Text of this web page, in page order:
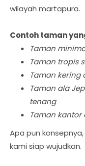
wilayah martapura.
Contoh taman
Taman
Taman tropis
Taman
Taman ala
tenang
Taman
Apa pun
kami siap wujudkan.